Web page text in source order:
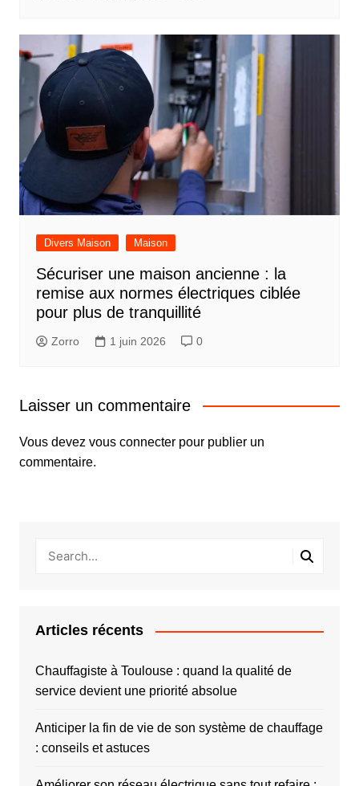
Divers Maison Maison
Sécuriser une maison ancienne : la
remise aux normes électriques ciblée
pour plus de tranquillité
Zorro 1 juin 2026 0
Laisser un commentaire
Vous devez vous connecterpour publier un
commentaire.
Articles récents
Chauffagiste à Toulouse : quand la qualité de
service devient une priorité absolue
Anticiper la fin de vie de son système de chauffage
: conseils et astuces